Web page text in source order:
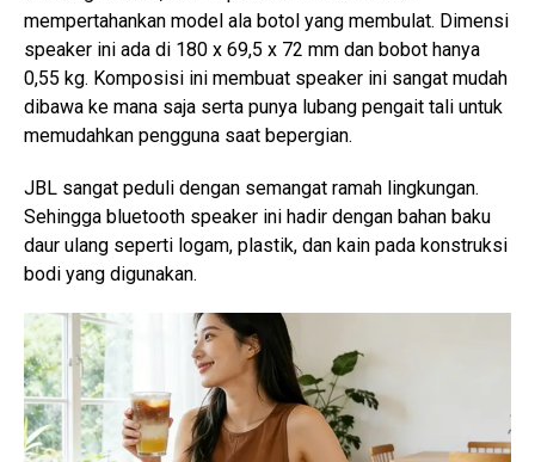
mempertahankan model ala botol yang membulat. Dimensi
speaker ini ada di 180 x 69,5 x 72 mm dan bobot hanya
0,55 kg. Komposisi ini membuat speaker ini sangat mudah
dibawa ke mana saja serta punya lubang pengait tali untuk
memudahkan pengguna saat bepergian.
JBL sangat peduli dengan semangat ramah lingkungan.
Sehingga bluetooth speaker ini hadir dengan bahan baku
daur ulang seperti logam, plastik, dan kain pada konstruksi
bodi yang digunakan.